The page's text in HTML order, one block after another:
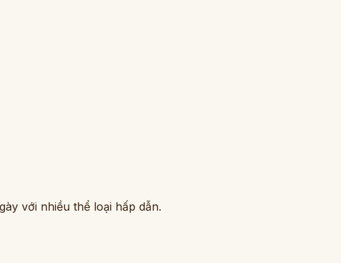
với nhiều thể loại hấp dẫn.